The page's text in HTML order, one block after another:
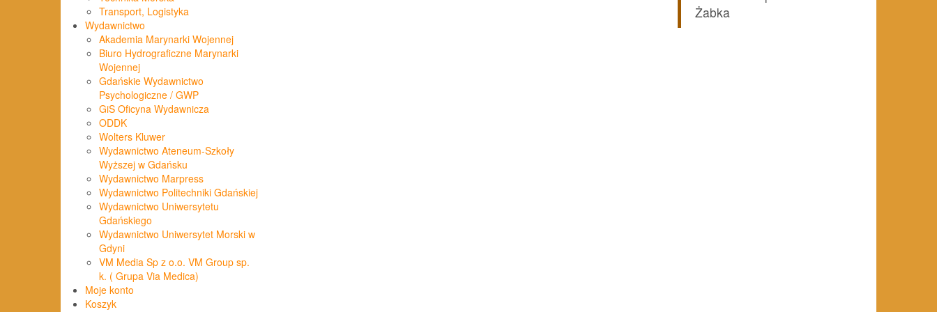
Transport, Logistyka
Wydawnictwo
Akademia Marynarki Wojennej
Biuro Hydrograficzne Marynarki
Wojennej
Gdańskie Wydawnictwo
Psychologiczne / GWP
GiS Oficyna Wydawnicza
ODDK
Wolters Kluwer
Wydawnictwo Ateneum-Szkoły
Wyższej w Gdańsku
Wydawnictwo Marpress
Wydawnictwo Politechniki Gdańskiej
Wydawnictwo Uniwersytetu
Gdańskiego
Wydawnictwo Uniwersytet Morski w
Gdyni
VM Media Sp z o.o. VM Group sp.
k. ( Grupa Via Medica)
Moje konto
Koszyk
Żabka